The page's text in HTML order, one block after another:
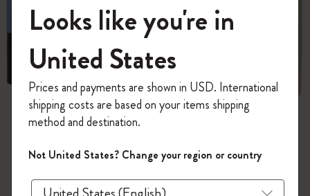
モレスキンの世界へようこそ
「WELCOME10」を入力すると、初回注
文が10%オフ＋送料無料になります。セ
ール・アウトレット品は適用外。
Moleskineアカウントを作成して限定オフ
ァーや会員特典、さらに多くのインスピ
レーションを手に入れましょう。
Looks like you're in
United States
Prices and payments are shown in USD. International
shipping costs are based on your items shipping
method and destination.
Not United States? Change your region or country